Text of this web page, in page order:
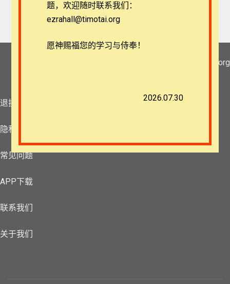
团体报名及课程定制咨询：ezrahall@timotai.org
退换政策
隐私策略
常见问题
APP下载
联系我们
关于我们
题，欢迎随时联系我们：
ezrahall@timotai.org
愿神赐福您的学习与侍奉！
2026.07.30